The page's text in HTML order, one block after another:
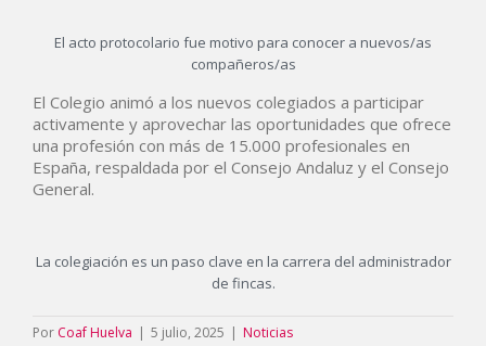
El acto protocolario fue motivo para conocer a nuevos/as
compañeros/as
El Colegio animó a los nuevos colegiados a participar
activamente y aprovechar las oportunidades que ofrece
una profesión con más de 15.000 profesionales en
España, respaldada por el Consejo Andaluz y el Consejo
General.
La colegiación es un paso clave en la carrera del administrador
de fincas.
Por Coaf Huelva | 5 julio, 2025 | Noticias